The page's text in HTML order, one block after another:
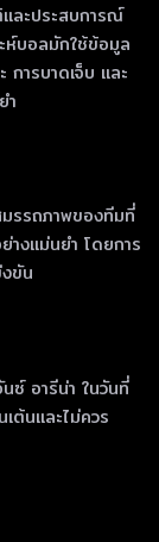
และประสบการณ์
ห์บอลมักใช้ข้อมูล
การบาดเจ็บ และ
ำ
มรรถภาพของทีมที่
างแม่นยำ โดยการ
ขัน
ซ์ อารีน่า ในวันที่
ต้นและไม่ควร